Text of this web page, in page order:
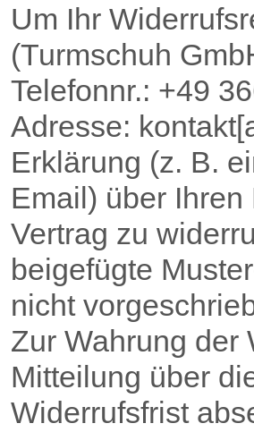
Um Ihr
(Turmschuh
Telefonnr.: +49
Adresse:
Erklärung (z. B.
Email) über
Vertrag zu
beigefügte
nicht
Zur Wahrung der
Mitteilung über
Widerrufsfrist